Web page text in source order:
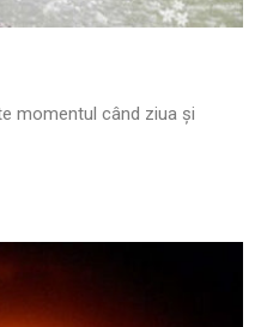
momentul când ziua şi